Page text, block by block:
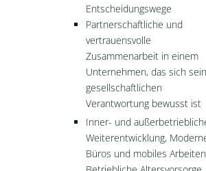
Entscheidungswege
Partnerschaftliche und
vertrauensvolle
Zusammenarbeit in einem
Unternehmen, das sich
gesellschaftlichen
Verantwortung bewusst ist
Inner- und
Weiterentwicklung,
Büros und mobiles